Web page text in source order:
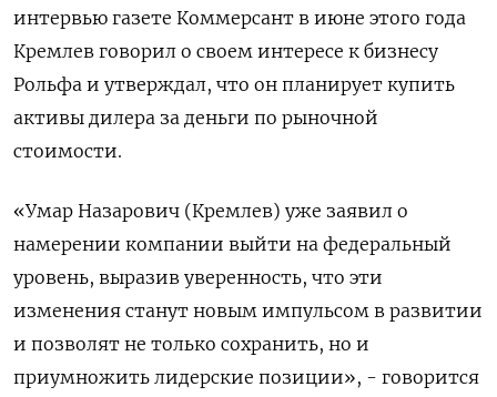
интервью газете Коммерсант в июне этого года
Кремлев говорил о своем интересе к бизнесу
Рольфа и утверждал, что он планирует купить
активы дилера за деньги по рыночной
стоимости.
«Умар Назарович (Кремлев) уже заявил о
намерении компании выйти на федеральный
уровень, выразив уверенность, что эти
изменения станут новым импульсом в развитии
и позволят не только сохранить, но и
приумножить лидерские позиции», - говорится